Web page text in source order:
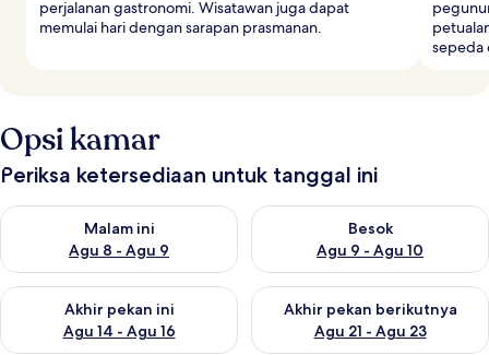
perjalanan gastronomi. Wisatawan juga dapat
memulai hari dengan sarapan prasmanan.
sepeda
Opsi kamar
Periksa ketersediaan untuk tanggal ini
Malam ini
Agu 8 - Agu 9
Periksa ketersediaan untuk malam ini Agu 8 - Agu 9
Besok
Agu 9 - Agu 10
Periksa ketersediaan untuk
Akhir pekan ini
Agu 14 - Agu 16
Periksa ketersediaan untuk akhir pekan ini Agu 14 - Agu 16
Akhir pekan berikutnya
Agu 21 - Agu 23
Periksa ketersediaan untuk